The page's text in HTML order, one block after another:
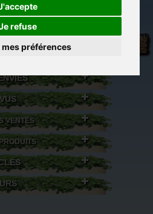
refuse
préférences
Carterie
originale
Activités
détente et jeux
Objets déco et
VENTES